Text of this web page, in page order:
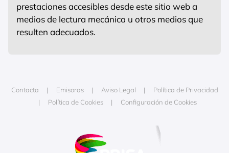
prestaciones accesibles desde este sitio web a
medios de lectura mecánica u otros medios que
resulten adecuados.
Contacta Emisoras Aviso Legal
Política de Privacidad
Política de Cookies
Configuración de Cookies